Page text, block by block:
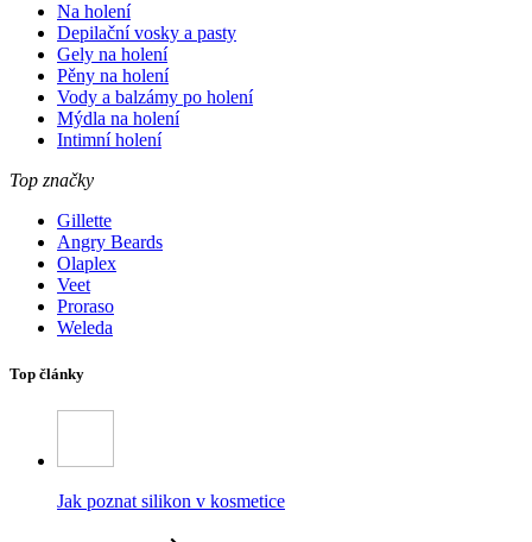
Na holení
Depilační vosky a pasty
Gely na holení
Pěny na holení
Vody a balzámy po holení
Mýdla na holení
Intimní holení
Top značky
Gillette
Angry Beards
Olaplex
Veet
Proraso
Weleda
Top články
Jak poznat silikon v kosmetice